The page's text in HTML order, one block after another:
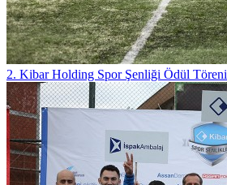
2. Kibar Holding Spor Şenliği Ödül Töreni